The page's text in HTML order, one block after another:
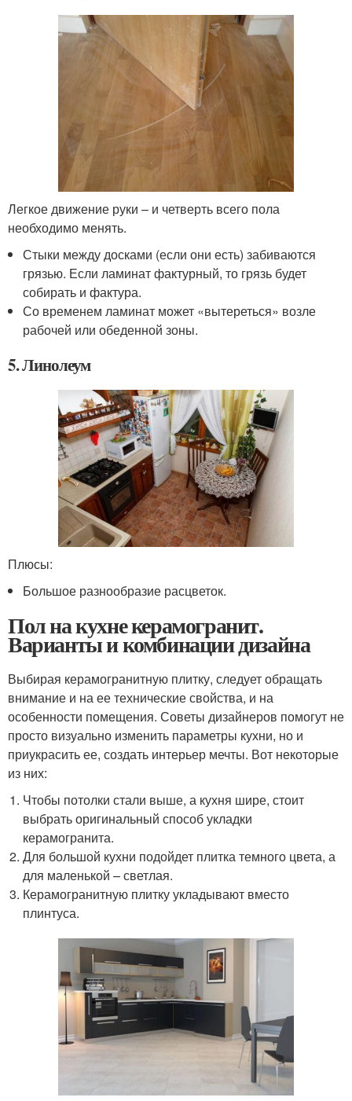
Легкое движение руки – и четверть всего пола
необходимо менять.
Стыки между досками (если они есть) забиваются
грязью. Если ламинат фактурный, то грязь будет
собирать и фактура.
Со временем ламинат может «вытереться» возле
рабочей или обеденной зоны.
5. Линолеум
Плюсы:
Большое разнообразие расцветок.
Пол на кухне керамогранит.
Варианты и комбинации дизайна
Выбирая керамогранитную плитку, следует обращать
внимание и на ее технические свойства, и на
особенности помещения. Советы дизайнеров помогут не
просто визуально изменить параметры кухни, но и
приукрасить ее, создать интерьер мечты. Вот некоторые
из них:
Чтобы потолки стали выше, а кухня шире, стоит
выбрать оригинальный способ укладки
керамогранита.
Для большой кухни подойдет плитка темного цвета, а
для маленькой – светлая.
Керамогранитную плитку укладывают вместо
плинтуса.